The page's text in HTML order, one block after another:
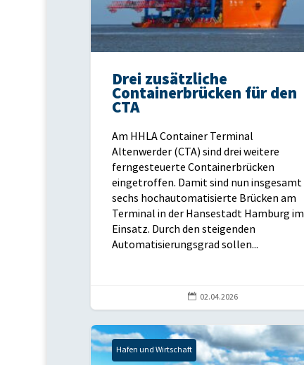
Drei zusätzliche
Containerbrücken für den
CTA
Am HHLA Container Terminal
Altenwerder (CTA) sind drei weitere
ferngesteuerte Containerbrücken
eingetroffen. Damit sind nun insgesamt
sechs hochautomatisierte Brücken am
Terminal in der Hansestadt Hamburg im
Einsatz. Durch den steigenden
Automatisierungsgrad sollen...
 02.04.2026
Hafen und Wirtschaft